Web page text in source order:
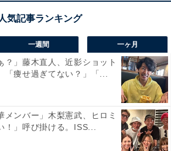
一週間 一ヶ月
？」藤木直人、近影ショット
「痩せ過ぎてない？」「...
メンバー」木梨憲武、ヒロミ
！」呼び掛ける。ISS...